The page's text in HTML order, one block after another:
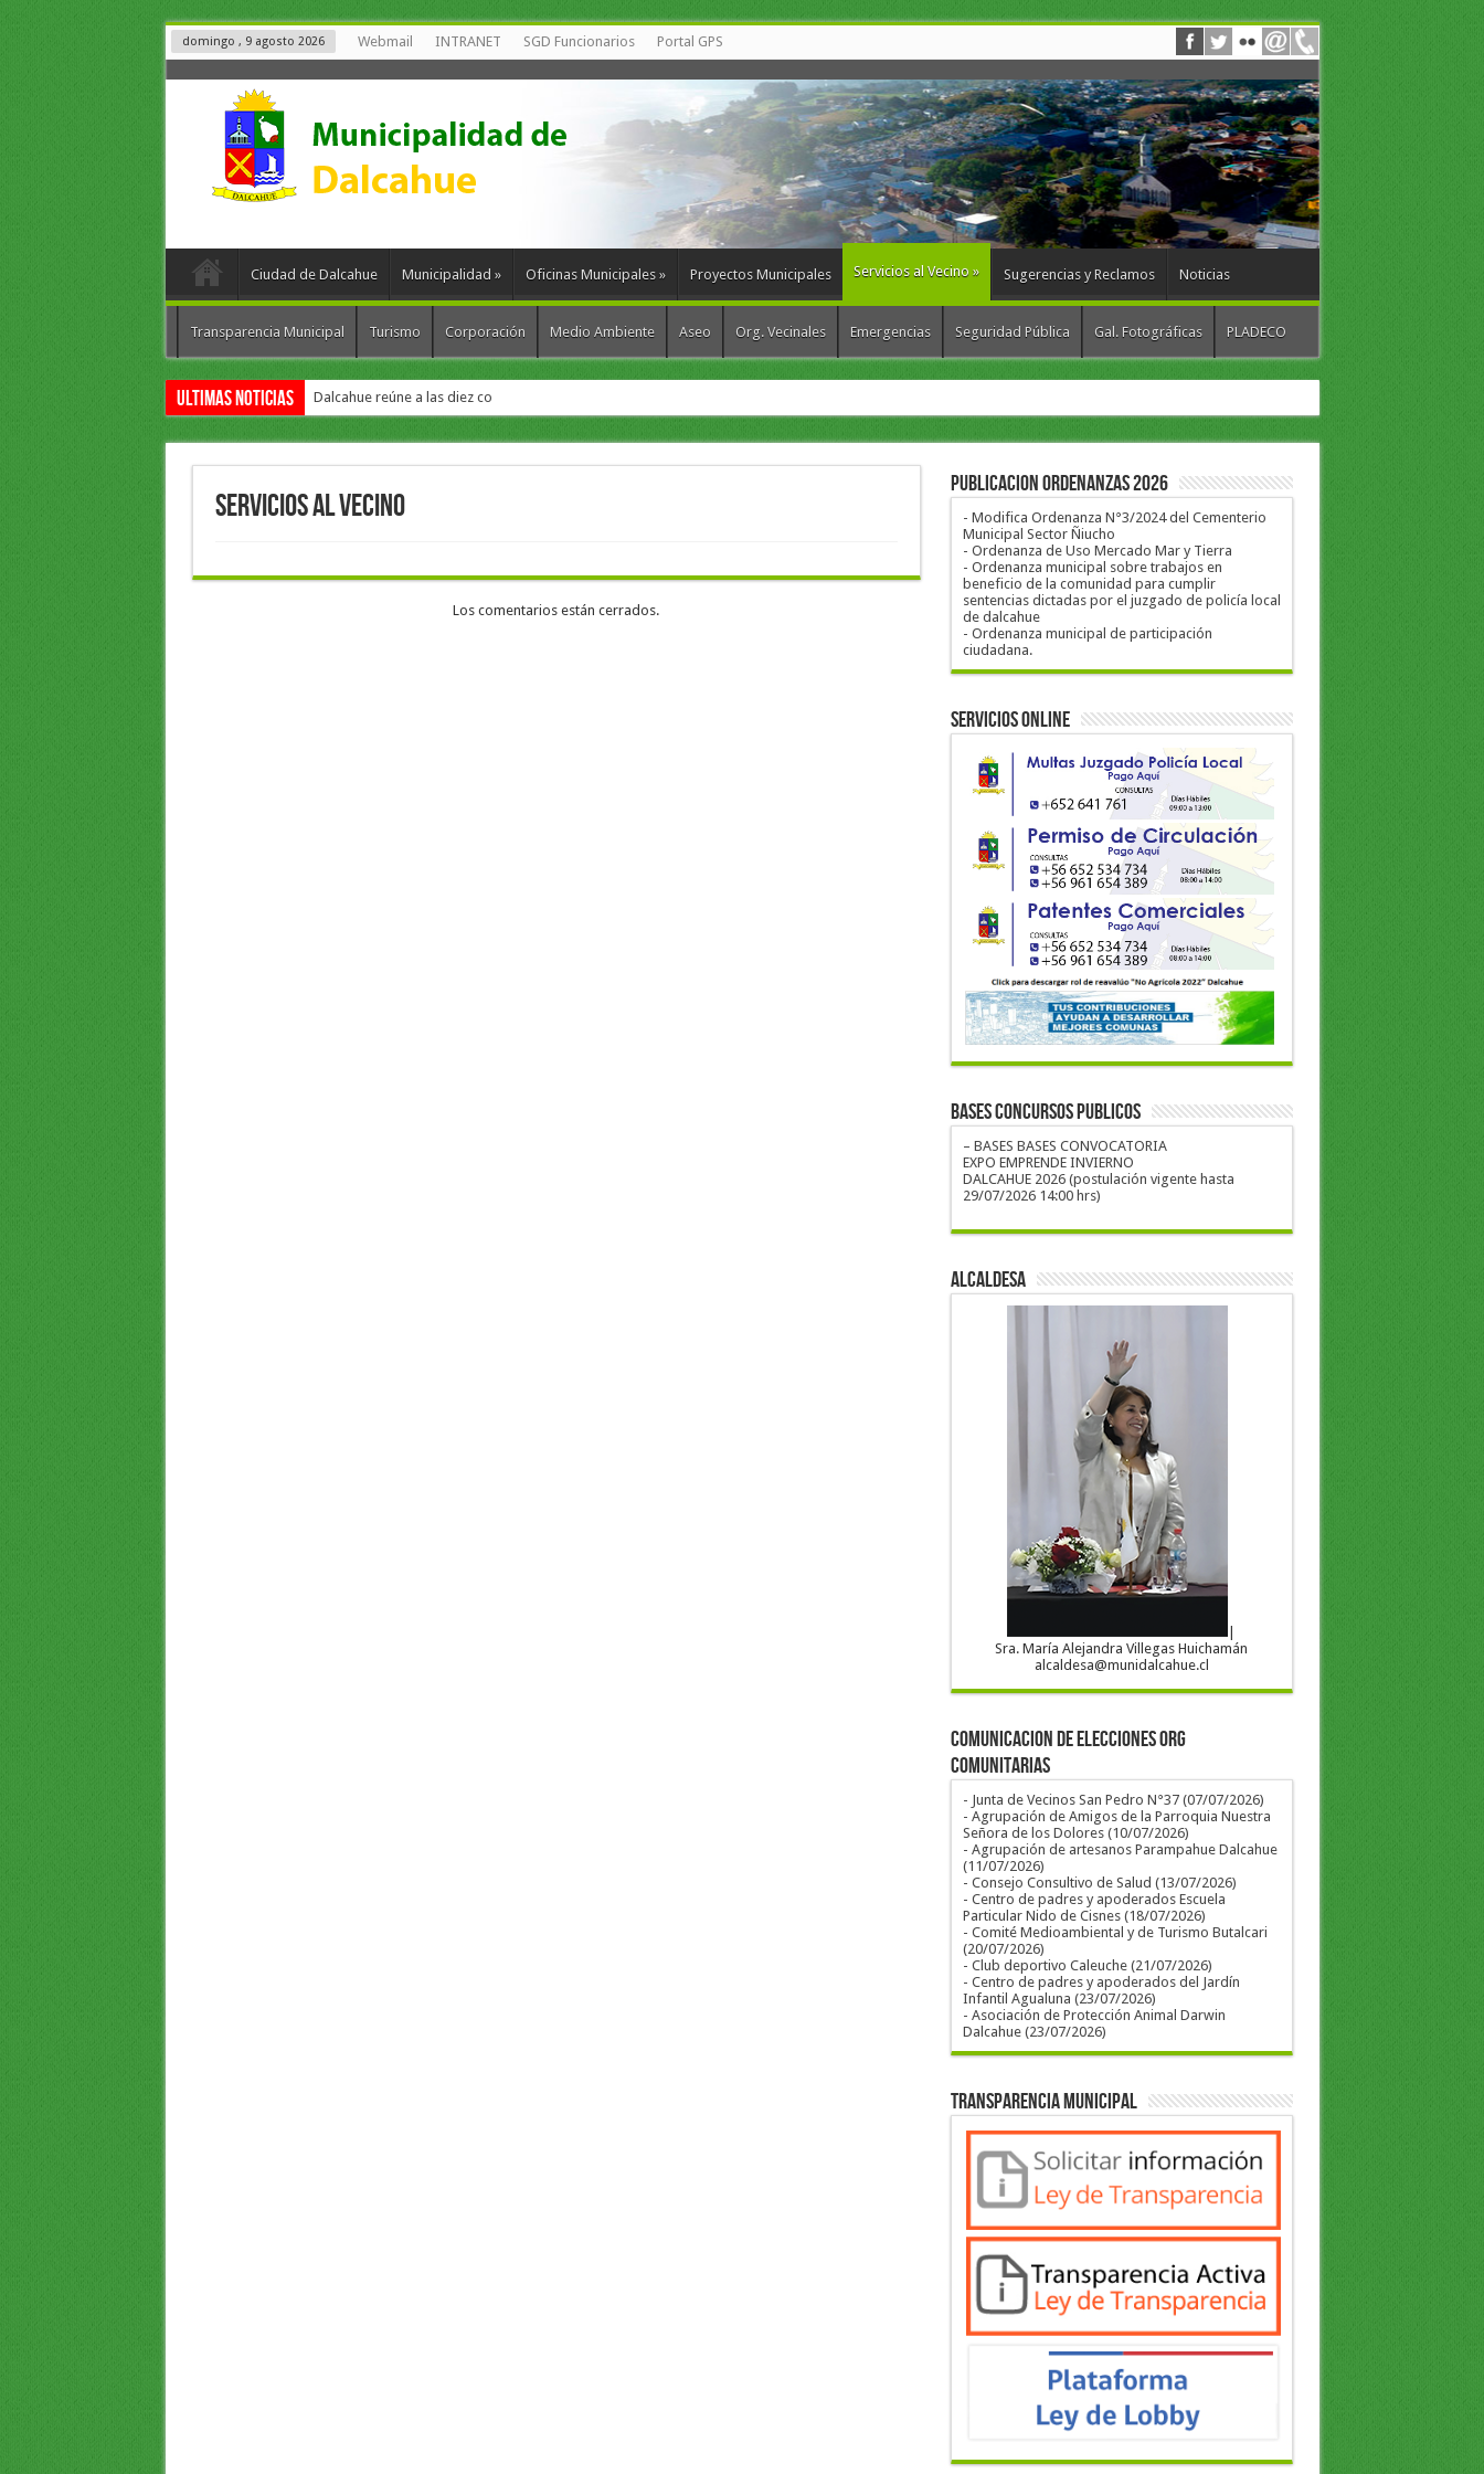
domingo , 9 agosto 2026 Webmail INTRANET SGD Funcionarios Portal GPS
Ciudad de Dalcahue Municipalidad » Oficinas Municipales » Proyectos Municipales Servicios al Vecino » Sugerencias y Reclamos Noticias
Transparencia Municipal Turismo Corporación Medio Ambiente Aseo Org. Vecinales Emergencias Seguridad Pública Gal. Fotográficas PLADECO
Ultimas Noticias Dalcahue reúne a las diez comunas para fortalecer la gestión de resid
Servicios al Vecino
Los comentarios están cerrados.
PUBLICACION ORDENANZAS 2026
- Modifica Ordenanza N°3/2024 del Cementerio
Municipal Sector Ñiucho
- Ordenanza de Uso Mercado Mar y Tierra
- Ordenanza municipal sobre trabajos en
beneficio de la comunidad para cumplir
sentencias dictadas por el juzgado de policía local
de dalcahue
- Ordenanza municipal de participación
ciudadana.
Servicios Online
BASES CONCURSOS PUBLICOS
– BASES BASES CONVOCATORIA
EXPO EMPRENDE INVIERNO
DALCAHUE 2026 (postulación vigente hasta
29/07/2026 14:00 hrs)
ALCALDESA
Sra. María Alejandra Villegas Huichamán
alcaldesa@munidalcahue.cl
COMUNICACION DE ELECCIONES ORG
COMUNITARIAS
- Junta de Vecinos San Pedro N°37 (07/07/2026)
- Agrupación de Amigos de la Parroquia Nuestra
Señora de los Dolores (10/07/2026)
- Agrupación de artesanos Parampahue Dalcahue
(11/07/2026)
- Consejo Consultivo de Salud (13/07/2026)
- Centro de padres y apoderados Escuela
Particular Nido de Cisnes (18/07/2026)
- Comité Medioambiental y de Turismo Butalcari
(20/07/2026)
- Club deportivo Caleuche (21/07/2026)
- Centro de padres y apoderados del Jardín
Infantil Agualuna (23/07/2026)
- Asociación de Protección Animal Darwin
Dalcahue (23/07/2026)
Transparencia Municipal